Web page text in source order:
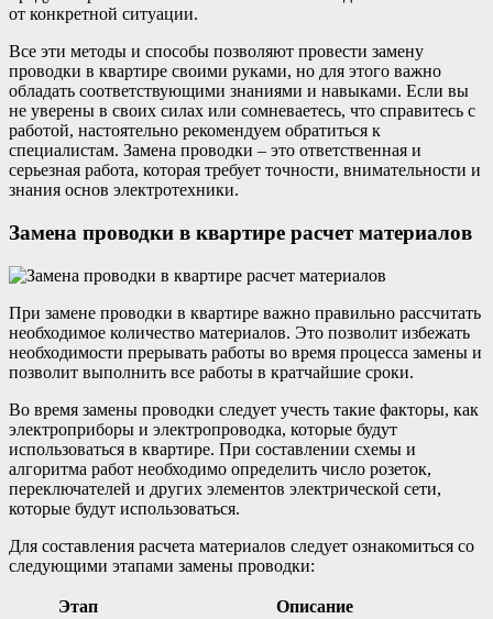
от конкретной ситуации.
Все эти методы и способы позволяют провести замену
проводки в квартире своими руками, но для этого важно
обладать соответствующими знаниями и навыками. Если вы
не уверены в своих силах или сомневаетесь, что справитесь с
работой, настоятельно рекомендуем обратиться к
специалистам. Замена проводки – это ответственная и
серьезная работа, которая требует точности, внимательности и
знания основ электротехники.
Замена проводки в квартире расчет материалов
При замене проводки в квартире важно правильно рассчитать
необходимое количество материалов. Это позволит избежать
необходимости прерывать работы во время процесса замены и
позволит выполнить все работы в кратчайшие сроки.
Во время замены проводки следует учесть такие факторы, как
электроприборы и электропроводка, которые будут
использоваться в квартире. При составлении схемы и
алгоритма работ необходимо определить число розеток,
переключателей и других элементов электрической сети,
которые будут использоваться.
Для составления расчета материалов следует ознакомиться со
следующими этапами замены проводки:
Этап Описание